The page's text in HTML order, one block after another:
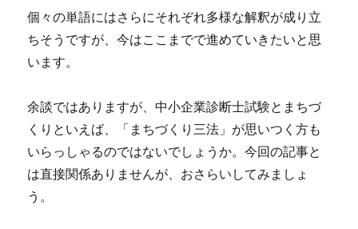
個々の単語にはさらにそれぞれ多様な解釈が成り立
ちそうですが、今はここまでで進めていきたいと思
います。
余談ではありますが、中小企業診断士試験とまちづ
くりといえば、「まちづくり三法」が思いつく方も
いらっしゃるのではないでしょうか。今回の記事と
は直接関係ありませんが、おさらいしてみましょ
う。